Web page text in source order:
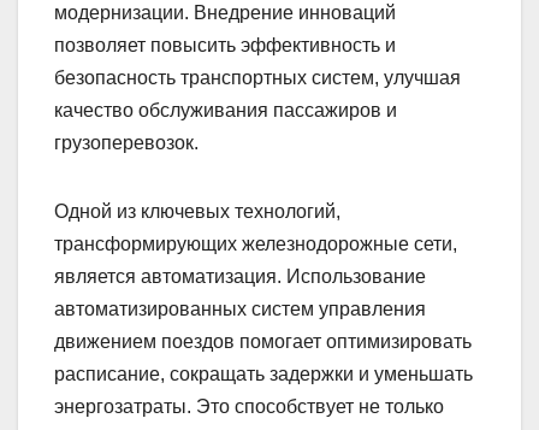
модернизации. Внедрение инноваций
позволяет повысить эффективность и
безопасность транспортных систем, улучшая
качество обслуживания пассажиров и
грузоперевозок.
Одной из ключевых технологий,
трансформирующих железнодорожные сети,
является автоматизация. Использование
автоматизированных систем управления
движением поездов помогает оптимизировать
расписание, сокращать задержки и уменьшать
энергозатраты. Это способствует не только